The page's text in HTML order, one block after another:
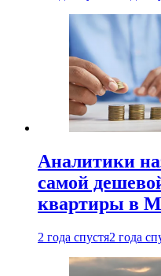
Аналитики
самой
квартиры в
2 года спустя2 года